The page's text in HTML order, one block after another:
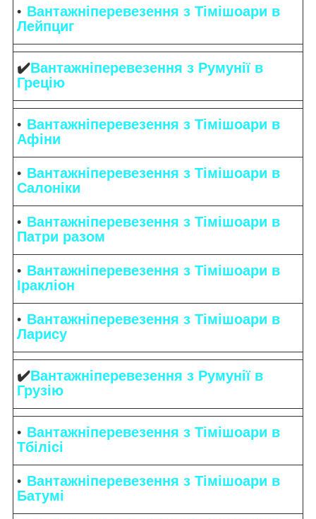
Вантажніперевезення з Тімішоари в
Лейпциг
✔️Вантажніперевезення з Румунії в
Грецію
Вантажніперевезення з Тімішоари в
Афіни
Вантажніперевезення з Тімішоари в
Салоніки
Вантажніперевезення з Тімішоари в
Патри разом
Вантажніперевезення з Тімішоари в
Іракліон
Вантажніперевезення з Тімішоари в
Ларису
✔️Вантажніперевезення з Румунії в
Грузію
Вантажніперевезення з Тімішоари в
Тбілісі
Вантажніперевезення з Тімішоари в
Батумі